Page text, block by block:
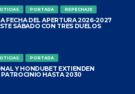
PORTADA REPECHAJE
FECHA DEL APERTURA 2026-2027
SÁBADO CON TRES DUELOS
PORTADA
Y HONDUBET EXTIENDEN
PATROCINIO HASTA 2030